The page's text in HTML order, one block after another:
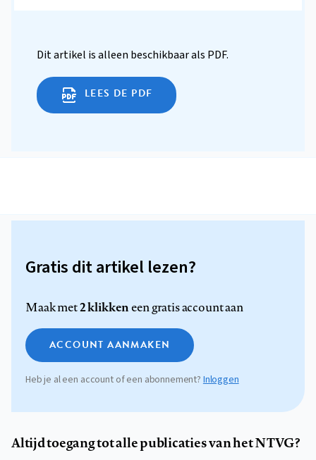
Dit artikel is alleen beschikbaar als PDF.
LEES DE PDF
Gratis dit artikel lezen?
Maak met2 klikkeneen gratis account aan
ACCOUNT AANMAKEN
Heb je al een account of een abonnement? Inloggen
Altijd toegang tot alle publicaties van het NTVG?